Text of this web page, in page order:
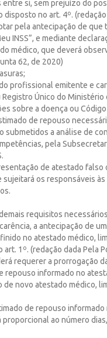
si, sem prejuízo do
disposto no art. 4º.
pela antecipação de
INSS”, e mediante
médico, que deverá
62, de 2020)
profissional emitente e
Único do Ministério
sobre a doença ou
de repouso
submetidos a análise de
pela
de atestado
os responsáveis
requisitos
a antecipação de
no atestado médico,
1º. (redação dada Pela
requerer a prorrogação
repouso informado no
novo atestado médico,
de repouso
ao número